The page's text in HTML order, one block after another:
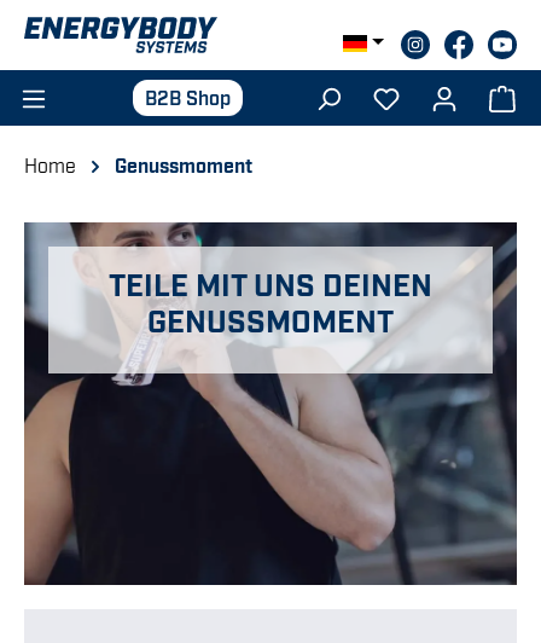
Zum Hauptinhalt springen
B2B Shop
Home Genussmoment
TEILE MIT UNS DEINEN
GENUSSMOMENT